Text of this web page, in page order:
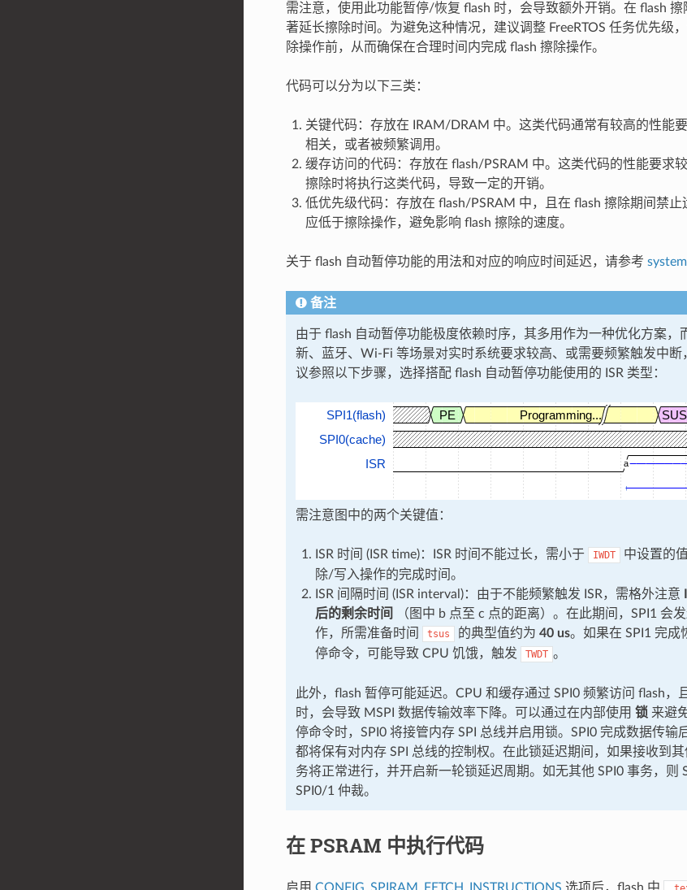
需注意，使用此功能暂停/恢复 flash 时，会导致额外开销。在 flash
著延长擦除时间。为避免这种情况，建议调整 FreeRTOS 任务优先级
除操作前，从而确保在合理时间内完成 flash 擦除操作。
代码可以分为以下三类：
关键代码：存放在 IRAM/DRAM 中。这类代码通常有较高的性能
相关，或者被频繁调用。
缓存访问的代码：存放在 flash/PSRAM 中。这类代码的性能要求
擦除时将执行这类代码，导致一定的开销。
低优先级代码：存放在 flash/PSRAM 中，且在 flash 擦除期间禁
应低于擦除操作，避免影响 flash 擦除的速度。
关于 flash 自动暂停功能的用法和对应的响应时间延迟，请参考
备注
由于 flash 自动暂停功能极度依赖时序，其多用作为一种优化方案，
新、蓝牙、Wi-Fi 等场景对实时系统要求较高、或需要频繁触发中断
议参照以下步骤，选择搭配 flash 自动暂停功能使用的 ISR 类型：
SPI1(flash) PE Programming... SUS
SPI0(cache)
ISR
a
需注意图中的两个关键值：
ISR 时间 (ISR time)：ISR 时间不能过长，需小于 IWDT
中设置的
除/写入操作的完成时间。
ISR 间隔时间 (ISR interval)：由于不能频繁触发 ISR，需格外注意
后的剩余时间
（图中 b 点至 c 点的距离）。在此期间，SPI1 会
作，所需准备时间
tsus 的典型值约为 40 us。如果在 SPI1 完成
停命令，可能导致 CPU 饥饿，触发
TWDT 。
此外，flash 暂停可能延迟。CPU 和缓存通过 SPI0 频繁访问 flash，
时，会导致 MSPI 数据传输效率下降。可以通过在内部使用 锁 来避
停命令时，SPI0 将接管内存 SPI 总线并启用锁。SPI0 完成数据传输
都将保有对内存 SPI 总线的控制权。在此锁延迟期间，如果接收到其
务将正常进行，并开启新一轮锁延迟周期。如无其他 SPI0 事务，则
SPI0/1 仲裁。
在 PSRAM 中执行代码